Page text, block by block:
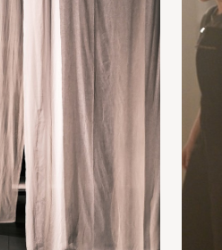
D'ENFANCE - ASSITEJ
ET LE THÉÂTRE MASSALIA